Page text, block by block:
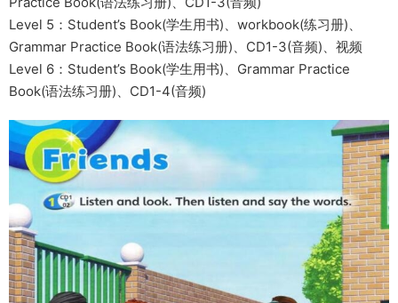
Level 5：Student’s Book(学生用书)、workbook(练习册)、
Grammar Practice Book(语法练习册)、CD1-3(音频)、视频
Level 6：Student’s Book(学生用书)、Grammar Practice
Book(语法练习册)、CD1-4(音频)